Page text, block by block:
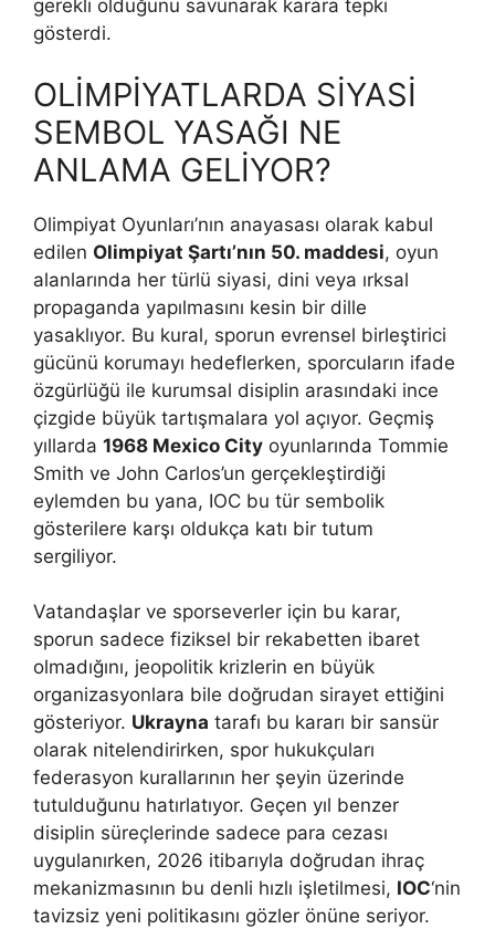
gerekli olduğunu savunarak karara tepki
gösterdi.
OLİMPİYATLARDA SİYASİ
SEMBOL YASAĞI NE
ANLAMA GELİYOR?
Olimpiyat Oyunları’nın anayasası olarak kabul
edilen Olimpiyat Şartı’nın 50. maddesi, oyun
alanlarında her türlü siyasi, dini veya ırksal
propaganda yapılmasını kesin bir dille
yasaklıyor. Bu kural, sporun evrensel birleştirici
gücünü korumayı hedeflerken, sporcuların ifade
özgürlüğü ile kurumsal disiplin arasındaki ince
çizgide büyük tartışmalara yol açıyor. Geçmiş
yıllarda 1968 Mexico City oyunlarında Tommie
Smith ve John Carlos’un gerçekleştirdiği
eylemden bu yana, IOC bu tür sembolik
gösterilere karşı oldukça katı bir tutum
sergiliyor.
Vatandaşlar ve sporseverler için bu karar,
sporun sadece fiziksel bir rekabetten ibaret
olmadığını, jeopolitik krizlerin en büyük
organizasyonlara bile doğrudan sirayet ettiğini
gösteriyor. Ukrayna tarafı bu kararı bir sansür
olarak nitelendirirken, spor hukukçuları
federasyon kurallarının her şeyin üzerinde
tutulduğunu hatırlatıyor. Geçen yıl benzer
disiplin süreçlerinde sadece para cezası
uygulanırken, 2026 itibarıyla doğrudan ihraç
mekanizmasının bu denli hızlı işletilmesi, IOC‘nin
tavizsiz yeni politikasını gözler önüne seriyor.